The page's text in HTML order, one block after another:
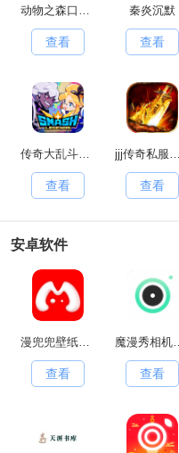
查看
秦炎沉默
查看
传奇大乱斗原版
查看
jjj传奇私服手游无广告版
查看
安卓软件
漫兜兜壁纸安卓官方版
查看
魔漫秀相机安卓版
查看